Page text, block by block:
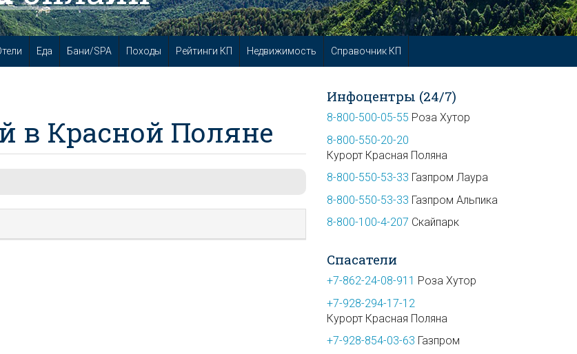
Еда Бани/SPA Походы Рейтинги КП Недвижимость Справочник КП
в Красной Поляне
Инфоцентры (24/7)
8-800-500-05-55 Роза Хутор
8-800-550-20-20
Курорт Красная Поляна
8-800-550-53-33 Газпром Лаура
8-800-550-53-33 Газпром Альпика
8-800-100-4-207 Скайпарк
Спасатели
+7-862-24-08-911 Роза Хутор
+7-928-294-17-12
Курорт Красная Поляна
+7-928-854-03-63 Газпром